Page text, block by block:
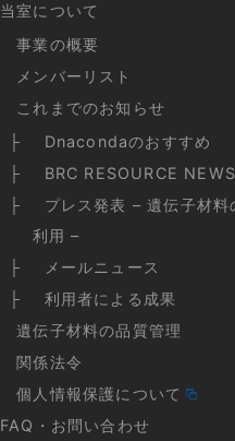
当室について
事業の概要
メンバーリスト
これまでのお知らせ
Dnacondaのおすすめ
BRC RESOURCE NEWS
プレス発表 – 遺伝子材料
利用 –
メールニュース
利用者による成果
遺伝子材料の品質管理
関係法令
個人情報保護について
FAQ・お問い合わせ